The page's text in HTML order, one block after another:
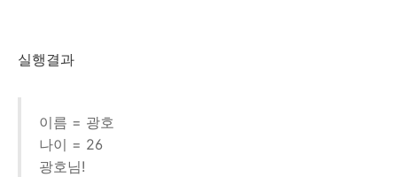
실행결과
이름 = 광호
나이 = 26
광호님!